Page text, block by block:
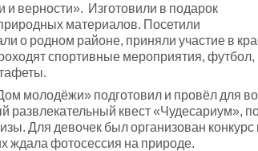
и верности». Изготовили в подарок
материалов. Посетили
о родном районе, приняли участие в
спортивные мероприятия, футбол,
подготовил и провёл для
развлекательный квест «Чудесариум»,
Для девочек был организован конкурс
ждала фотосессия на природе.